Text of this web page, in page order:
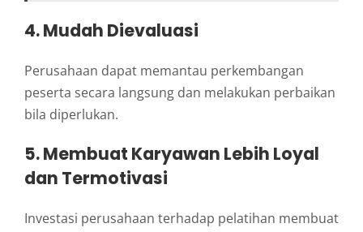
4. Mudah Dievaluasi
Perusahaan dapat memantau perkembangan
peserta secara langsung dan melakukan perbaikan
bila diperlukan.
5. Membuat Karyawan Lebih Loyal
dan Termotivasi
Investasi perusahaan terhadap pelatihan membuat